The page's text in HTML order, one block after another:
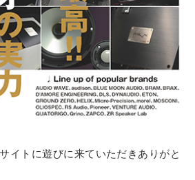
イトに遊びに来ていただきありがと